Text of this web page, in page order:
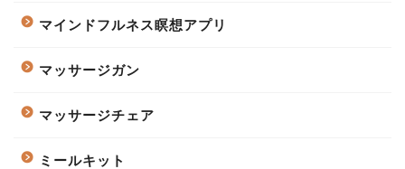
マインドフルネス瞑想アプリ
マッサージガン
マッサージチェア
ミールキット